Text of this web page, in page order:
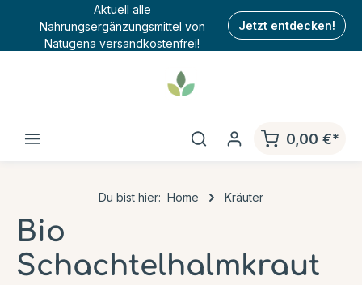
Aktuell alle
Nahrungsergänzungsmittel von
Natugena versandkostenfrei!
Jetzt entdecken!
0,00 €*
Du bist hier: Home Kräuter
Bio
Schachtelhalmkraut